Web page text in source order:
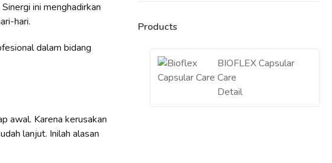
ini menghadirkan
hari.
dalam bidang
awal. Karena kerusakan
lanjut. Inilah alasan
Products
BIOFLEX Capsular
Care
Detail